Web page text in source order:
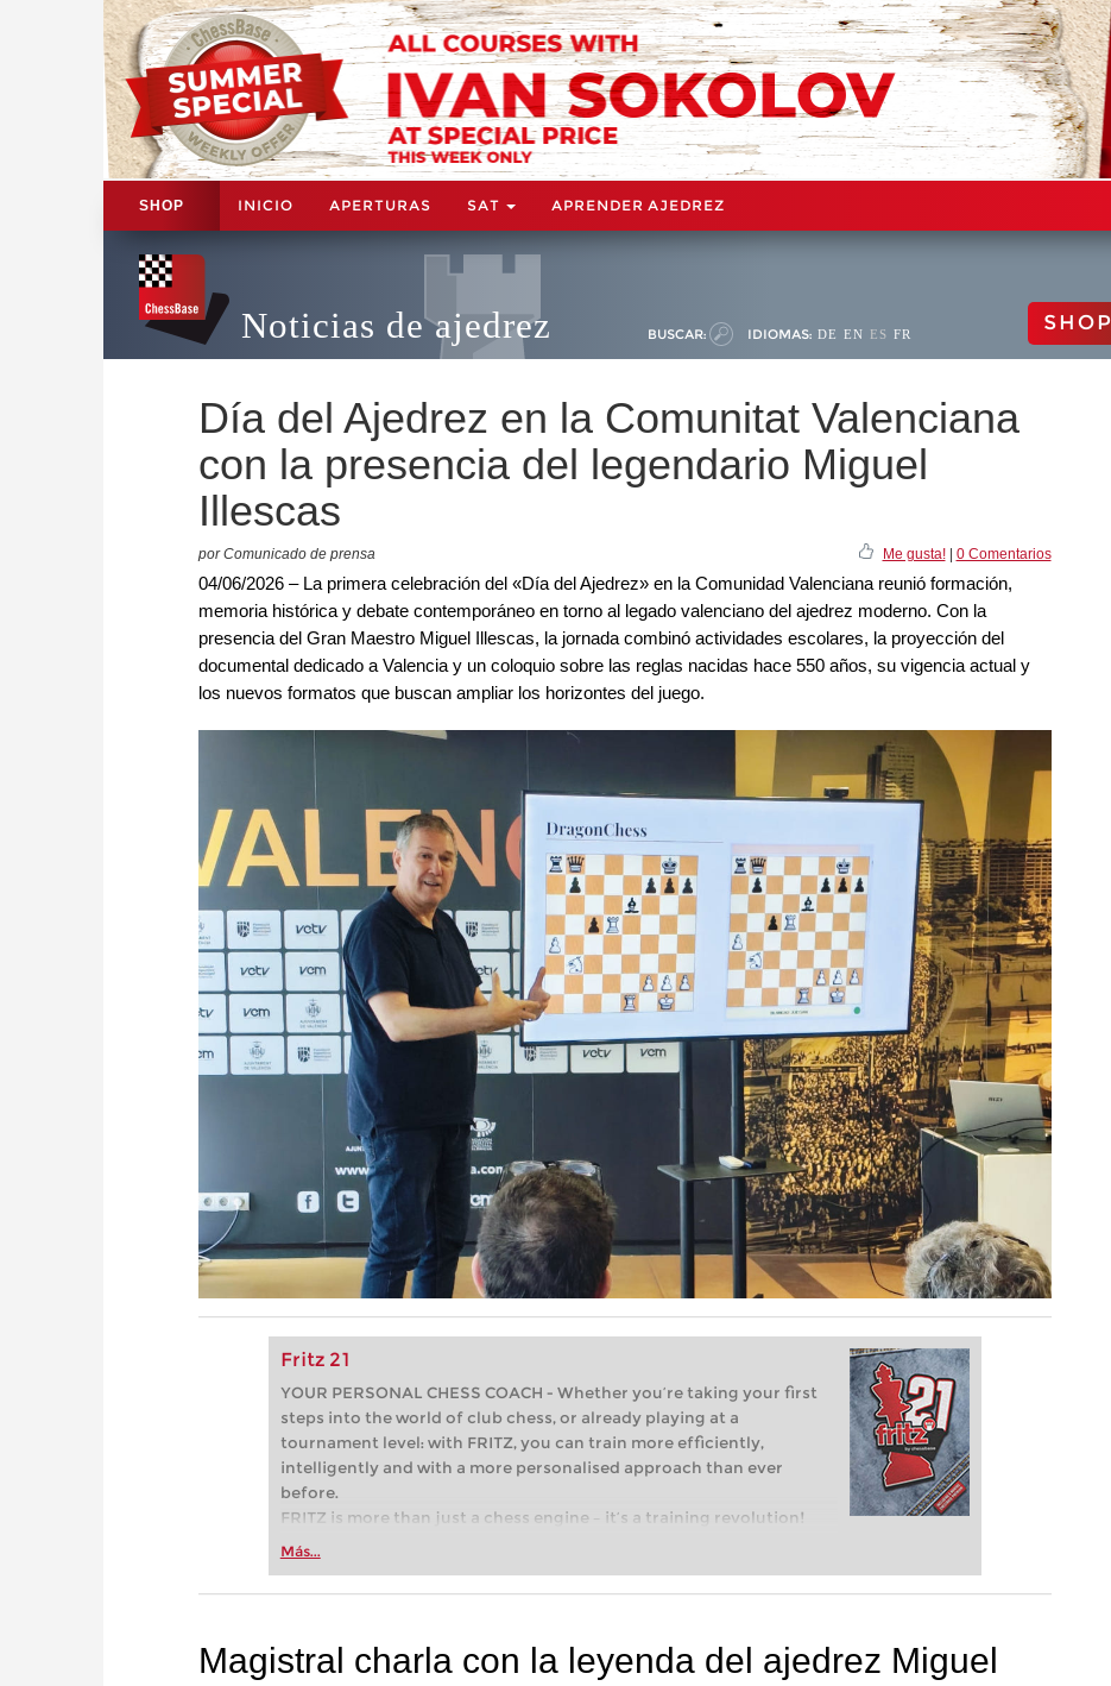
SHOP INICIO APERTURAS SAT APRENDER AJEDREZ
Noticias de ajedrez BUSCAR: IDIOMAS: DE EN ES FR SHOP
Día del Ajedrez en la Comunitat Valenciana
con la presencia del legendario Miguel
Illescas
por Comunicado de prensa Me gusta!| 0 Comentarios
04/06/2026 – La primera celebración del «Día del Ajedrez» en la Comunidad Valenciana reunió formación,
memoria histórica y debate contemporáneo en torno al legado valenciano del ajedrez moderno. Con la
presencia del Gran Maestro Miguel Illescas, la jornada combinó actividades escolares, la proyección del
documental dedicado a Valencia y un coloquio sobre las reglas nacidas hace 550 años, su vigencia actual y
los nuevos formatos que buscan ampliar los horizontes del juego.
Fritz 21
YOUR PERSONAL CHESS COACH - Whether you’re taking your first
steps into the world of club chess, or already playing at a
tournament level: with FRITZ, you can train more efficiently,
intelligently and with a more personalised approach than ever
before.
FRITZ is more than just a chess engine – it’s a training revolution!
Whether you’re taking your first steps into the world of club chess,
more efficiently, intelligently and with a more personalised
Más...
Magistral charla con la leyenda del ajedrez Miguel